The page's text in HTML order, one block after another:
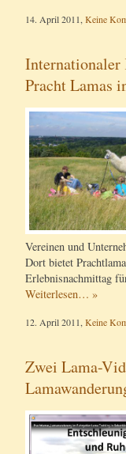
14. April 2011, Keine
Internationaler
Pracht Lamas
Vereinen und
Dort bietet
Erlebnisnachmittag
Weiterlesen… »
12. April 2011, Keine
Zwei Lama-